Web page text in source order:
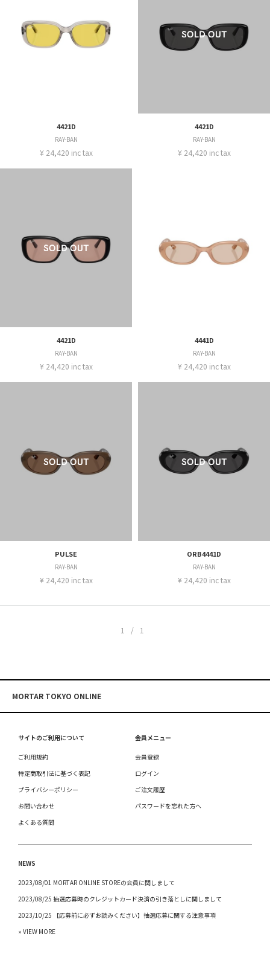
4421D
RAY-BAN
¥ 24,420 inc tax
4421D
RAY-BAN
¥ 24,420 inc tax
4421D
RAY-BAN
¥ 24,420 inc tax
4441D
RAY-BAN
¥ 24,420 inc tax
PULSE
RAY-BAN
¥ 24,420 inc tax
ORB4441D
RAY-BAN
¥ 24,420 inc tax
1/1
MORTAR TOKYO ONLINE
サイトのご利用について
ご利用規約
特定商取引法に基づく表記
プライバシーポリシー
お問い合わせ
よくある質問
会員メニュー
会員登録
ログイン
ご注文履歴
パスワードを忘れた方へ
NEWS
2023/08/01 MORTAR ONLINE STOREの会員に関しまして
2023/08/25 抽選応募時のクレジットカード決済の引き落としに関しまして
2023/10/25 【応募前に必ずお読みください】抽選応募に関する注意事項
» VIEW MORE